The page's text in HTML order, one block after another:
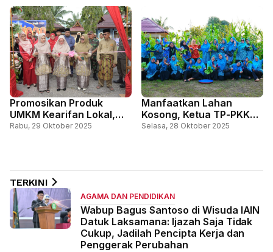
Promosikan Produk
UMKM Kearifan Lokal,
Ketua TP-PKK Bengkalis
Rabu, 29 Oktober 2025
Manfaatkan Lahan
Kosong, Ketua TP-PKK
Ajak Masyarakat Tanam
Selasa, 28 Oktober 2025
TERKINI
AGAMA DAN PENDIDIKAN
Wabup Bagus Santoso di Wisuda IAIN
Datuk Laksamana: Ijazah Saja Tidak
Cukup, Jadilah Pencipta Kerja dan
Penggerak Perubahan